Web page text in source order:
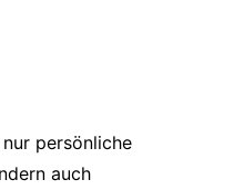
persönliche
auch